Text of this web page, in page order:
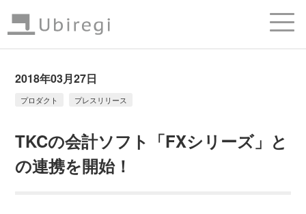
2018年03月27日
プロダクト プレスリリース
TKCの会計ソフト「FXシリーズ」と
の連携を開始！